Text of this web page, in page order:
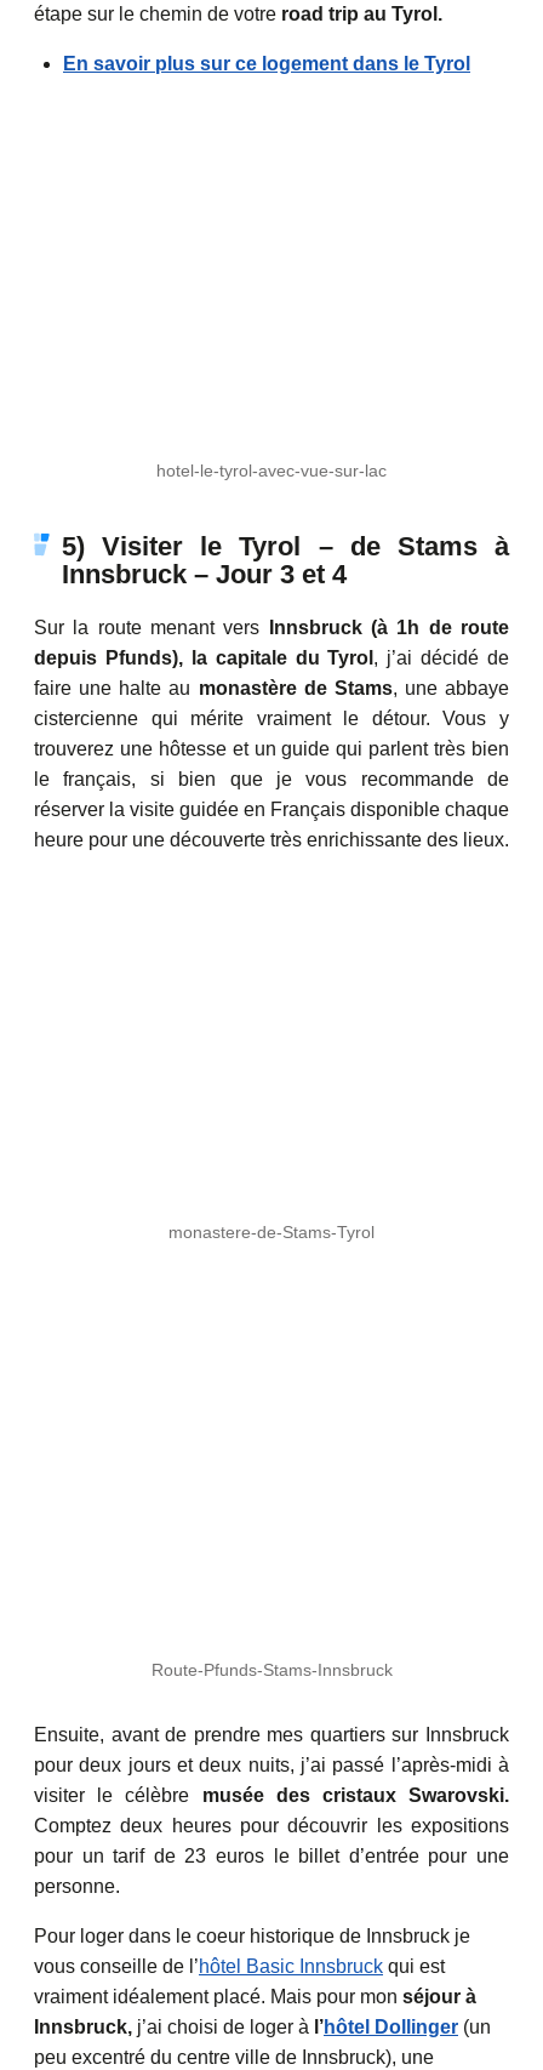
étape sur le chemin de votre road trip au Tyrol.
En savoir plus sur ce logement dans le Tyrol
hotel-le-tyrol-avec-vue-sur-lac
5) Visiter le Tyrol – de Stams à
Innsbruck – Jour 3 et 4
Sur la route menant vers Innsbruck (à 1h de route
depuis Pfunds), la capitale du Tyrol , j’ai décidé de
faire une halte au monastère de Stams, une abbaye
cistercienne qui mérite vraiment le détour. Vous y
trouverez une hôtesse et un guide qui parlent très bien
le français, si bien que je vous recommande de
réserver la visite guidée en Français disponible chaque
heure pour une découverte très enrichissante des lieux.
monastere-de-Stams-Tyrol
Route-Pfunds-Stams-Innsbruck
Ensuite, avant de prendre mes quartiers sur Innsbruck
pour deux jours et deux nuits, j’ai passé l’après-midi à
visiter le célèbre musée des cristaux Swarovski.
Comptez deux heures pour découvrir les expositions
pour un tarif de 23 euros le billet d’entrée pour une
personne.
Pour loger dans le coeur historique de Innsbruck je
vous conseille de l’hôtel Basic Innsbruck qui est
vraiment idéalement placé. Mais pour mon séjour à
Innsbruck, j’ai choisi de loger à l’hôtel Dollinger (un
peu excentré du centre ville de Innsbruck), une